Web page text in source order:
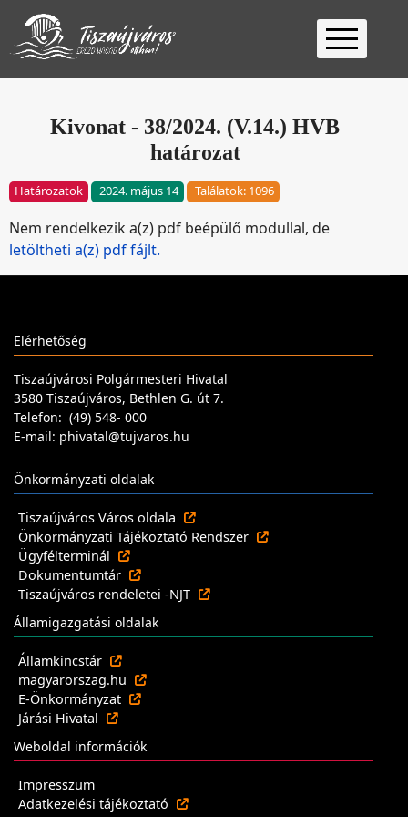
Kezdőlap
Ügyfélfogadás
Kivonat - 38/2024. (V.14.) HVB
határozat
Határozatok 2024. május 14 Találatok: 1096
Nem rendelkezik a(z) pdf beépülő modullal, de
letöltheti a(z) pdf fájlt.
Elérhetőség
Tiszaújvárosi Polgármesteri Hivatal
3580 Tiszaújváros, Bethlen G. út 7.
Telefon: (49) 548- 000
E-mail: phivatal@tujvaros.hu
Önkormányzati oldalak
Tiszaújváros Város oldala
Önkormányzati Tájékoztató Rendszer
Ügyfélterminál
Dokumentumtár
Tiszaújváros rendeletei -NJT
Államigazgatási oldalak
Államkincstár
magyarorszag.hu
E-Önkormányzat
Járási Hivatal
Weboldal információk
Impresszum
Adatkezelési tájékoztató